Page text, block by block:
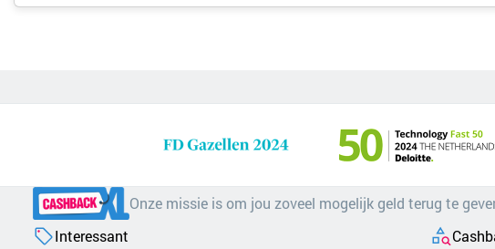
Onze missie is om jou zoveel mogelijk geld terug te
Interessant